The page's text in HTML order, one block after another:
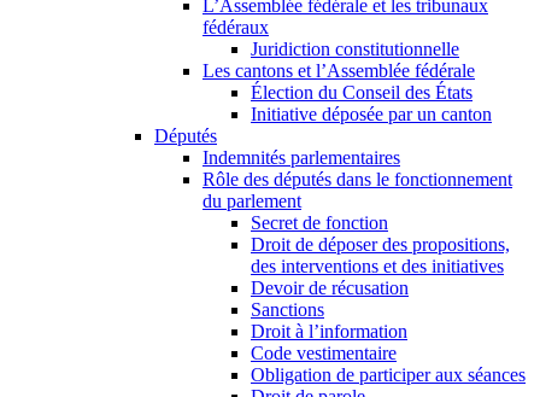
L’Assemblée fédérale et les tribunaux
fédéraux
Juridiction constitutionnelle
Les cantons et l’Assemblée fédérale
Élection du Conseil des États
Initiative déposée par un canton
Députés
Indemnités parlementaires
Rôle des députés dans le fonctionnement
du parlement
Secret de fonction
Droit de déposer des propositions,
des interventions et des initiatives
Devoir de récusation
Sanctions
Droit à l’information
Code vestimentaire
Obligation de participer aux séances